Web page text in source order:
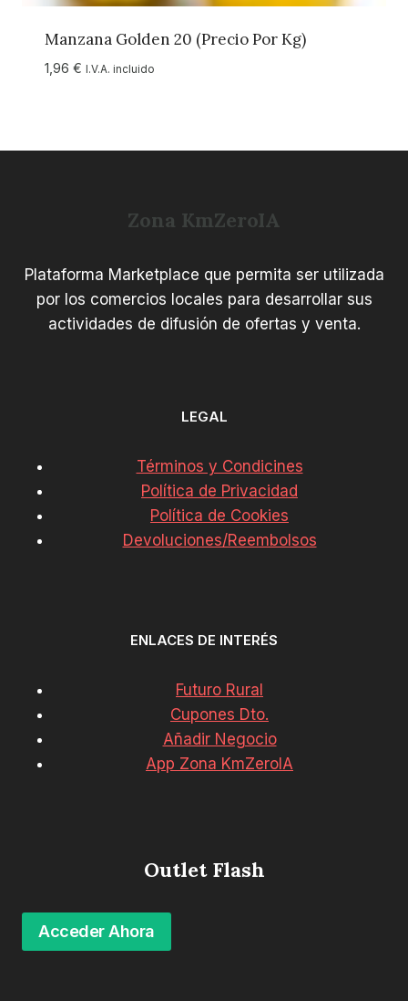
Manzana Golden 20 (precio Por Kg)
1,96 € I.V.A. incluido
Zona KmZeroIA
Plataforma Marketplace que permita ser utilizada
por los comercios locales para desarrollar sus
actividades de difusión de ofertas y venta.
LEGAL
Términos y Condicines
Política de Privacidad
Política de Cookies
Devoluciones/Reembolsos
ENLACES DE INTERÉS
Futuro Rural
Cupones Dto.
Añadir Negocio
App Zona KmZeroIA
Outlet Flash
Acceder Ahora